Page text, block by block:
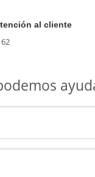
al cliente